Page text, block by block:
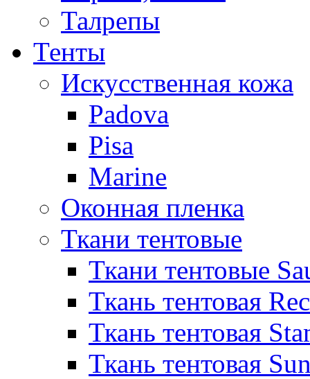
Талрепы
Тенты
Искусственная кожа
Padova
Pisa
Marine
Оконная пленка
Ткани тентовые
Ткани тентовые
Ткань тентовая
Ткань тентовая
Ткань тентовая